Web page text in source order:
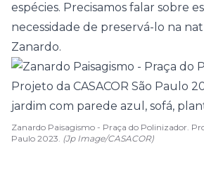
espécies. Precisamos falar sobre
necessidade de preservá-lo na
Zanardo.
Zanardo Paisagismo - Praça do Polinizador.
Paulo 2023. (Jp Image/CASACOR)